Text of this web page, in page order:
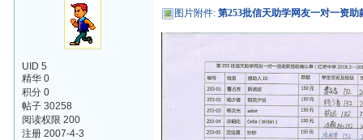
UID 5
精华 0
积分 0
帖子 30258
阅读权限 200
注册 2007-4-3
图片附件:第253批信天助学网友一对一资